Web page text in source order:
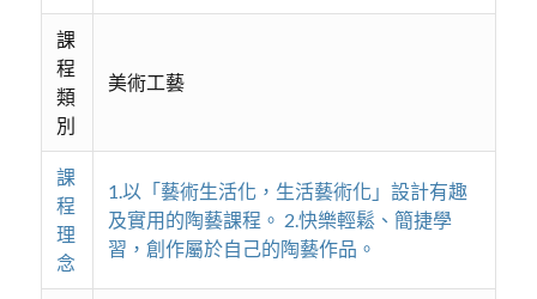
課
程
類
別
美術工藝
課
程
理
念
1.以「藝術生活化，生活藝術化」設計有趣
及實用的陶藝課程。 2.快樂輕鬆、簡捷學
習，創作屬於自己的陶藝作品。